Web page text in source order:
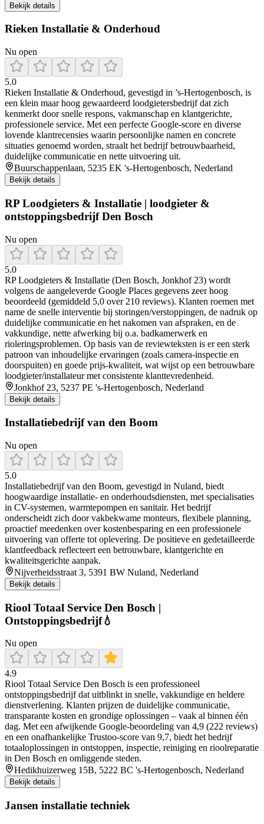
Bekijk details
Rieken Installatie & Onderhoud
Nu open
5.0
Rieken Installatie & Onderhoud, gevestigd in ’s‑Hertogenbosch, is
een klein maar hoog gewaardeerd loodgietersbedrijf dat zich
kenmerkt door snelle respons, vakmanschap en klantgerichte,
professionele service. Met een perfecte Google-score en diverse
lovende klantrecensies waarin persoonlijke namen en concrete
situaties genoemd worden, straalt het bedrijf betrouwbaarheid,
duidelijke communicatie en nette uitvoering uit.
Buurschappenlaan, 5235 EK 's-Hertogenbosch, Nederland
Bekijk details
RP Loodgieters & Installatie | loodgieter &
ontstoppingsbedrijf Den Bosch
Nu open
5.0
RP Loodgieters & Installatie (Den Bosch, Jonkhof 23) wordt
volgens de aangeleverde Google Places gegevens zeer hoog
beoordeeld (gemiddeld 5,0 over 210 reviews). Klanten roemen met
name de snelle interventie bij storingen/verstoppingen, de nadruk op
duidelijke communicatie en het nakomen van afspraken, en de
vakkundige, nette afwerking bij o.a. badkamerwerk en
rioleringsproblemen. Op basis van de reviewteksten is er een sterk
patroon van inhoudelijke ervaringen (zoals camera-inspectie en
doorspuiten) en goede prijs-kwaliteit, wat wijst op een betrouwbare
loodgieter/installateur met consistente klanttevredenheid.
Jonkhof 23, 5237 PE 's-Hertogenbosch, Nederland
Bekijk details
Installatiebedrijf van den Boom
Nu open
5.0
Installatiebedrijf van den Boom, gevestigd in Nuland, biedt
hoogwaardige installatie- en onderhoudsdiensten, met specialisaties
in CV-systemen, warmtepompen en sanitair. Het bedrijf
onderscheidt zich door vakbekwame monteurs, flexibele planning,
proactief meedenken over kostenbesparing en een professionele
uitvoering van offerte tot oplevering. De positieve en gedetailleerde
klantfeedback reflecteert een betrouwbare, klantgerichte en
kwaliteitsgerichte aanpak.
Nijverheidsstraat 3, 5391 BW Nuland, Nederland
Bekijk details
Riool Totaal Service Den Bosch |
Ontstoppingsbedrijf💧
Nu open
4.9
Riool Totaal Service Den Bosch is een professioneel
ontstoppingsbedrijf dat uitblinkt in snelle, vakkundige en heldere
dienstverlening. Klanten prijzen de duidelijke communicatie,
transparante kosten en grondige oplossingen – vaak al binnen één
dag. Met een afwijkende Google-beoordeling van 4,9 (222 reviews)
en een onafhankelijke Trustoo-score van 9,7, biedt het bedrijf
totaaloplossingen in ontstoppen, inspectie, reiniging en rioolreparatie
in Den Bosch en omliggende steden.
Hedikhuizerweg 15B, 5222 BC 's-Hertogenbosch, Nederland
Bekijk details
Jansen installatie techniek